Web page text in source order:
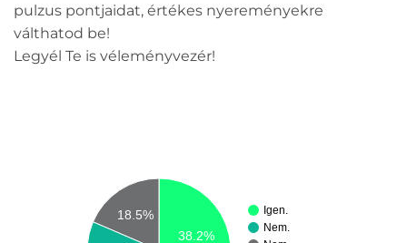
pulzus pontjaidat, értékes nyereményekre
válthatod be!
Legyél Te is véleményvezér!
Igen.
Nem.
38.2%
18.5%